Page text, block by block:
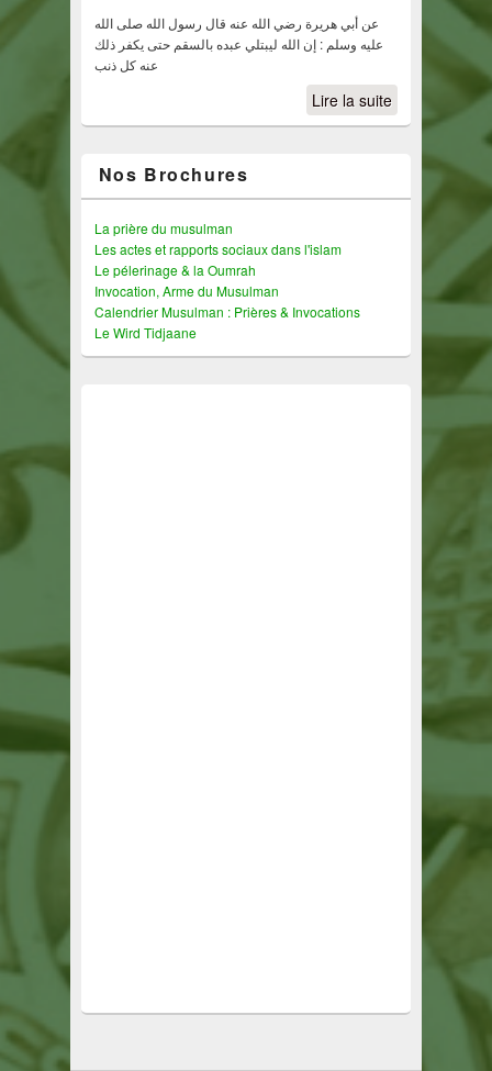
عن أبي هريرة رضي الله عنه قال رسول الله صلى الله
عليه وسلم : إن الله ليبتلي عبده بالسقم حتى يكفر ذلك
عنه كل ذنب
Lire la suite
Nos Brochures
La prière du musulman
Les actes et rapports sociaux dans l'islam
Le pélerinage & la Oumrah
Invocation, Arme du Musulman
Calendrier Musulman : Prières & Invocations
Le Wird Tidjaane